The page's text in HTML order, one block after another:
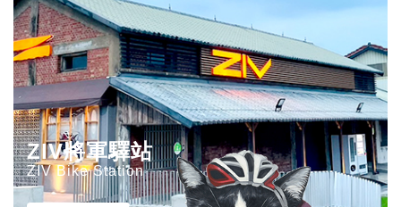
ZIV將軍驛站
ZIV Bike Station